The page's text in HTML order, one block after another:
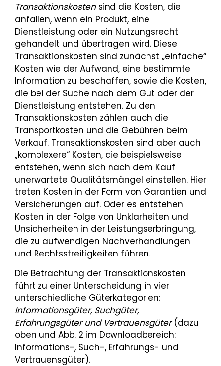
Transaktionskostensind die Kosten, die
anfallen, wenn ein Produkt, eine
Dienstleistung oder ein Nutzungsrecht
gehandelt und übertragen wird. Diese
Transaktionskosten sind zunächst „einfache“
Kosten wie der Aufwand, eine bestimmte
Information zu beschaffen, sowie die Kosten,
die bei der Suche nach dem Gut oder der
Dienstleistung entstehen. Zu den
Transaktionskosten zählen auch die
Transportkosten und die Gebühren beim
Verkauf. Transaktionskosten sind aber auch
„komplexere“ Kosten, die beispielsweise
entstehen, wenn sich nach dem Kauf
unerwartete Qualitätsmängel einstellen. Hier
treten Kosten in der Form von Garantien und
Versicherungen auf. Oder es entstehen
Kosten in der Folge von Unklarheiten und
Unsicherheiten in der Leistungserbringung,
die zu aufwendigen Nachverhandlungen
und Rechtsstreitigkeiten führen.
Die Betrachtung der Transaktionskosten
führt zu einer Unterscheidung in vier
unterschiedliche Güterkategorien:
Informationsgüter, Suchgüter,
Erfahrungsgüter und Vertrauensgüter(dazu
oben und Abb. 2 im Downloadbereich:
Informations-, Such-, Erfahrungs- und
Vertrauensgüter).